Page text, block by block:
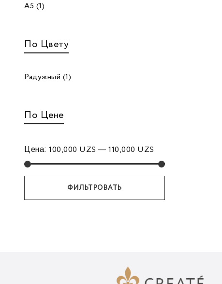
А5 (1)
По Цвету
Радужный (1)
По Цене
ФИЛЬТРОВАТЬ
Цена: 100,000 UZS — 110,000 UZS